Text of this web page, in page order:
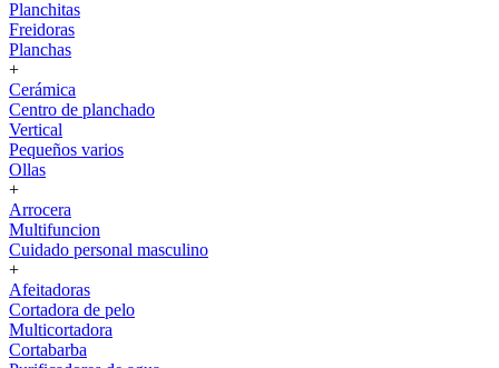
Planchitas
Freidoras
Planchas
+
Cerámica
Centro de planchado
Vertical
Pequeños varios
Ollas
+
Arrocera
Multifuncion
Cuidado personal masculino
+
Afeitadoras
Cortadora de pelo
Multicortadora
Cortabarba